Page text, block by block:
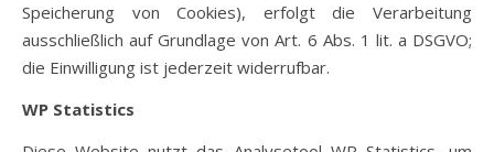
Speicherung von Cookies), erfolgt die Verarbeitung
ausschließlich auf Grundlage von Art. 6 Abs. 1 lit. a DSGVO;
die Einwilligung ist jederzeit widerrufbar.
WP Statistics